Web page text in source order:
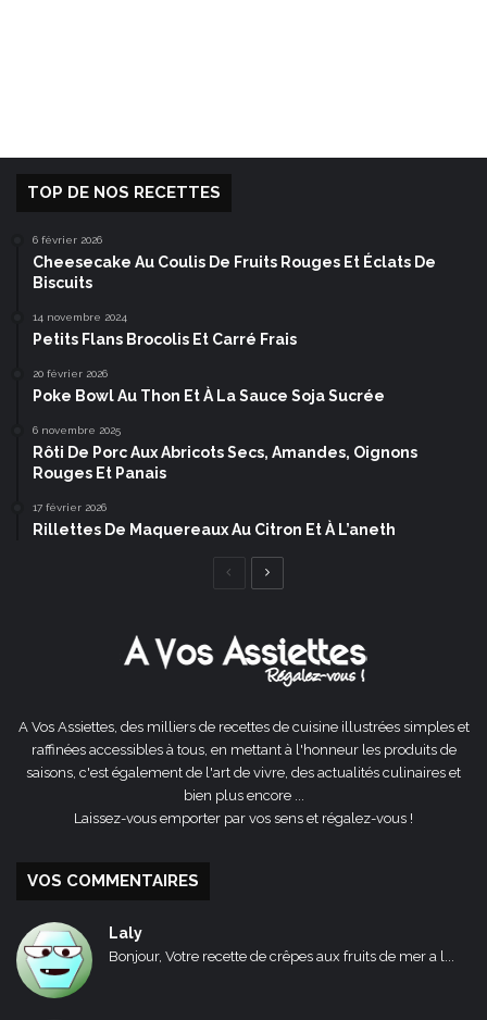
TOP DE NOS RECETTES
6 février 2026
Cheesecake Au Coulis De Fruits Rouges Et Éclats De
Biscuits
14 novembre 2024
Petits Flans Brocolis Et Carré Frais
20 février 2026
Poke Bowl Au Thon Et À La Sauce Soja Sucrée
6 novembre 2025
Rôti De Porc Aux Abricots Secs, Amandes, Oignons
Rouges Et Panais
17 février 2026
Rillettes De Maquereaux Au Citron Et À L’aneth
Page
A Vos Assiettes, des milliers de recettes de cuisine illustrées simples et
raffinées accessibles à tous, en mettant à l'honneur les produits de
saisons, c'est également de l'art de vivre, des actualités culinaires et
bien plus encore ...
Laissez-vous emporter par vos sens et régalez-vous !
VOS COMMENTAIRES
Laly
Bonjour, Votre recette de crêpes aux fruits de mer a l...